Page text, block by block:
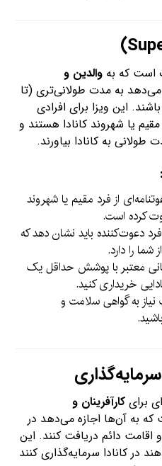
است که بهوالدین و
می‌دهد به مدت طولانی‌تری (تا
این ویزا برای افرادی
یا شهروند کانادا هستند و
به کانادا بیاورند.
از فرد مقیم یا شهروند
کرده است.
دعوت‌کننده باید نشان دهد که
شما را دارد.
معتبر با پوشش حداقل یک
خریداری کنید.
به گواهی سلامت و
برایکارآفرینان و
که به آن‌ها اجازه می‌دهد در
و اقامت دائم دریافت کنند. این
در کانادا سرمایه‌گذاری کنند